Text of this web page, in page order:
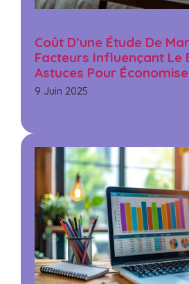
Coût D’une Étude De
Facteurs Influençant Le
Astuces Pour
9 Juin 2025